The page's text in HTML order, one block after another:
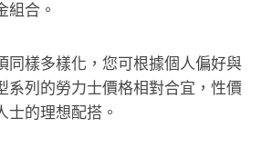
組合。
同樣多樣化，您可根據個人偏好與
系列的勞力士價格相對合宜，性價
士的理想配搭。